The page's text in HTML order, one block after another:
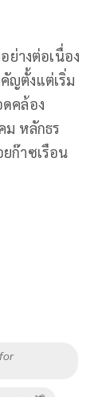
ย่างต่อเนื่อง
ญตั้งแต่เริ่ม
ดคล้อง
ม หลักธร
ก๊าซเรือน